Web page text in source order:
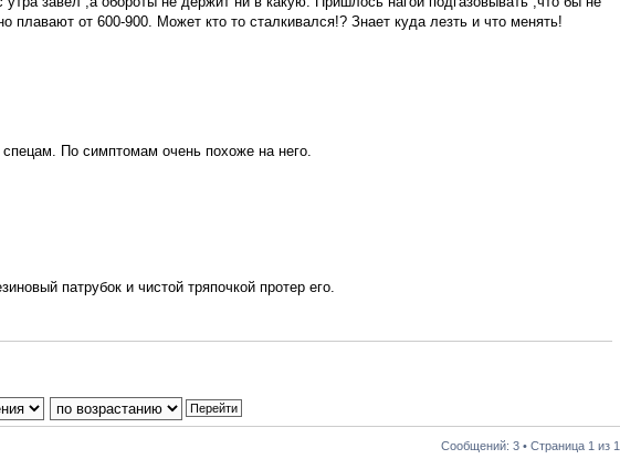
от 600-900. Может кто то сталкивался!? Знает куда лезть и что менять!
По симптомам очень похоже на него.
патрубок и чистой тряпочкой протер его.
Сообщений: 3 • Страница 1 из 1